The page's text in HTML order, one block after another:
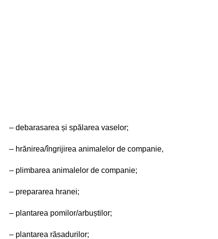
– debarasarea și spălarea vaselor;
– hrănirea/îngrijirea animalelor de companie,
– plimbarea animalelor de companie;
– prepararea hranei;
– plantarea pomilor/arbuștilor;
– plantarea răsadurilor;